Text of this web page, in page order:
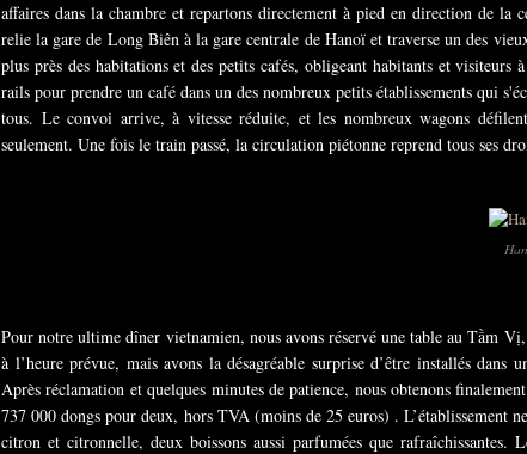
affaires dans la chambre et repartons directement à pied en direction de
relie la gare de Long Biên à la gare centrale de Hanoï et traverse un des
plus près des habitations et des petits cafés, obligeant habitants et
rails pour prendre un café dans un des nombreux petits établissements qui
tous. Le convoi arrive, à vitesse réduite, et les nombreux wagons
seulement. Une fois le train passé, la circulation piétonne reprend tous ses
Pour notre ultime dîner vietnamien, nous avons réservé une table au Tầm
à l’heure prévue, mais avons la désagréable surprise d’être installés
Après réclamation et quelques minutes de patience, nous obtenons
737 000 dongs pour deux, hors TVA (moins de 25 euros) . L’établissement
citron et citronnelle, deux boissons aussi parfumées que